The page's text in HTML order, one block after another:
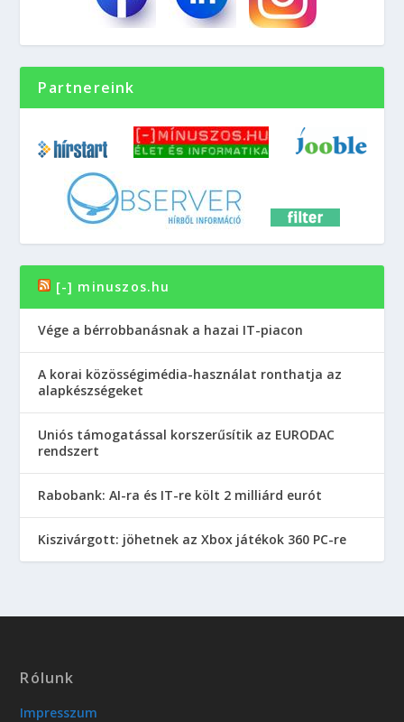
Partnereink
[-] minuszos.hu
Vége a bérrobbanásnak a hazai IT-piacon
A korai közösségimédia-használat ronthatja az
alapkészségeket
Uniós támogatással korszerűsítik az EURODAC
rendszert
Rabobank: AI-ra és IT-re költ 2 milliárd eurót
Kiszivárgott: jöhetnek az Xbox játékok 360 PC-re
Rólunk
Impresszum